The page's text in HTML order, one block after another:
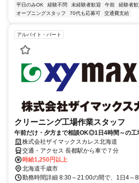
平日のみOK
経験不問 未経験者歓迎 午前 経験者歓
オープニングスタッフ
70代も応募可 交通費支給
アルバイト・パート
クリーニング工場作業スタッフ
午前だけ・夕方まで相談OK◎1日4時間～の工
株式会社ザイマックスカレス北海道
交通・アクセス 長都駅から車で７分
時給1,250円以上
北海道千歳市
勤務時間詳細 8:30～21:00の間で、1日4～8